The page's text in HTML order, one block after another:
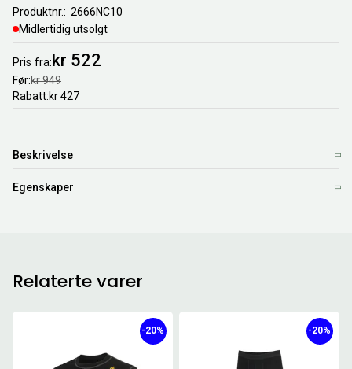
Produktnr.
2666NC10
Midlertidig utsolgt
Pris fra kr 522
Førkr 949
Rabatt kr 427
Beskrivelse
Egenskaper
Relaterte varer
-20% -20%